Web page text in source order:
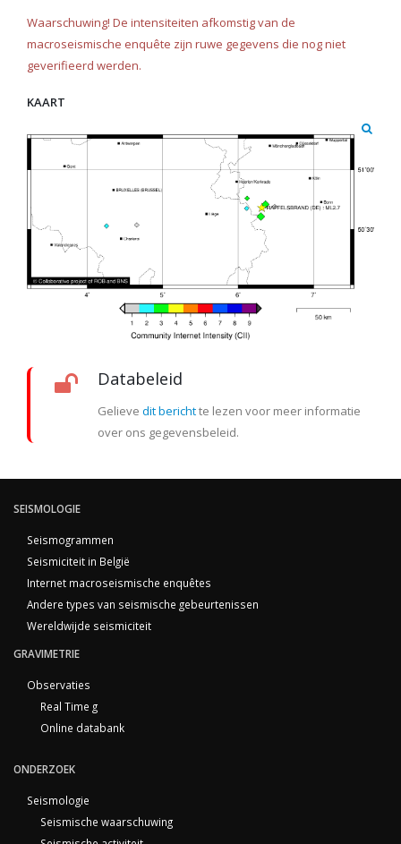
Waarschuwing! De intensiteiten afkomstig van de
macroseismische enquête zijn ruwe gegevens die nog niet
geverifieerd werden.
KAART
Databeleid
Gelieve dit berichtte lezen voor meer informatie
over ons gegevensbeleid.
SEISMOLOGIE
Seismogrammen
Seismiciteit in België
Internet macroseismische enquêtes
Andere types van seismische gebeurtenissen
Wereldwijde seismiciteit
GRAVIMETRIE
Observaties
Real Time g
Online databank
ONDERZOEK
Seismologie
Seismische waarschuwing